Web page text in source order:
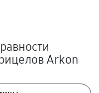
Arkon